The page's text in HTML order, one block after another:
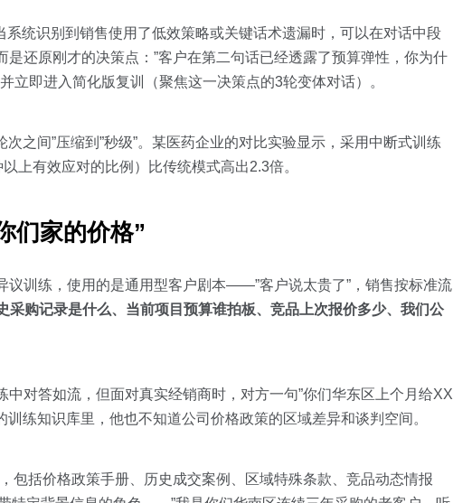
统识别到销售使用了低效策略或关键话术遗漏时，可以在对话中段
还原刚才的决策点：”客户在第二句话已经透露了预算弹性，你为什
立即进入简化版复训（聚焦这一决策点的3轮变体对话）。
之间”压缩到”秒级”。某医药企业的对比实验显示，采用中断式训练
上有效应对的比例）比传统模式高出2.3倍。
们家的价格”
训练，使用的是通用型客户剧本——”客户说太贵了”，销售按标准流
采购记录是什么、当前项目预算谁拍板、竞品上次报价多少、我们公
对答如流，但面对真实经销商时，对方一句”你们华东区上个月给XX
练知识库里，他也不知道公司价格政策的区域差异和谈判空间。
包括价格政策手册、历史成交案例、区域特殊条款、竞品动态情报